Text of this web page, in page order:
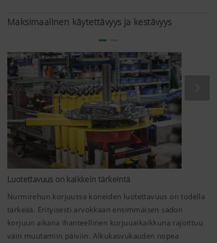
Maksimaalinen käytettävyys ja kestävyys
Luotettavuus on kaikkein tärkeintä
Nurmirehun korjuussa koneiden luotettavuus on todella
tärkeää. Erityisesti arvokkaan ensimmäisen sadon
korjuun aikana ihanteellinen korjuuaikaikkuna rajoittuu
vain muutamiin päiviin. Alkukasvukauden nopea